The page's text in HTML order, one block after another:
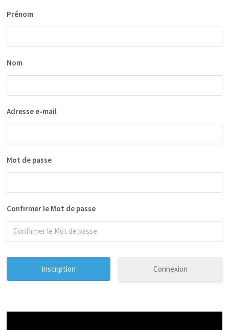
Prénom
Nom
Adresse e-mail
Mot de passe
Confirmer le Mot de passe
Connexion